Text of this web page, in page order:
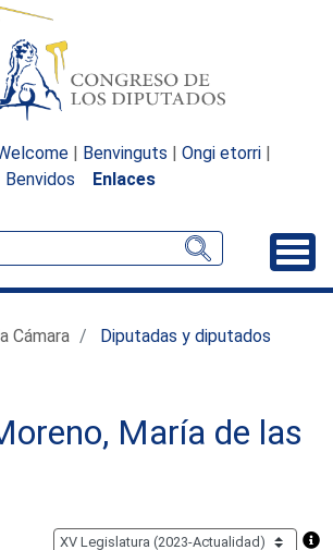
| Benvinguts | Ongi etorri |
Benvidos
Enlaces
Cámara
Diputadas y diputados
María de las